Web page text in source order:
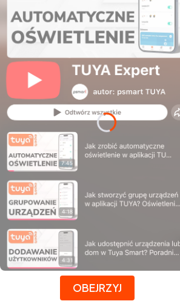
Naciśnij Enter lub spację, aby
OBEJRZYJ